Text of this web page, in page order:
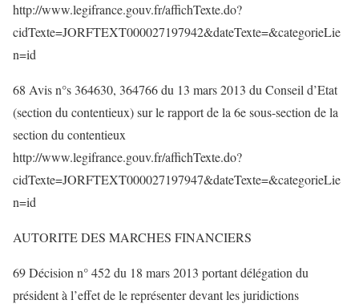
http://www.legifrance.gouv.fr/affichTexte.do?
cidTexte=JORFTEXT000027197942&dateTexte=&categorieLie
n=id
68 Avis n°s 364630, 364766 du 13 mars 2013 du Conseil d’Etat
(section du contentieux) sur le rapport de la 6e sous-section de la
section du contentieux
http://www.legifrance.gouv.fr/affichTexte.do?
cidTexte=JORFTEXT000027197947&dateTexte=&categorieLie
n=id
AUTORITE DES MARCHES FINANCIERS
69 Décision n° 452 du 18 mars 2013 portant délégation du
président à l’effet de le représenter devant les juridictions